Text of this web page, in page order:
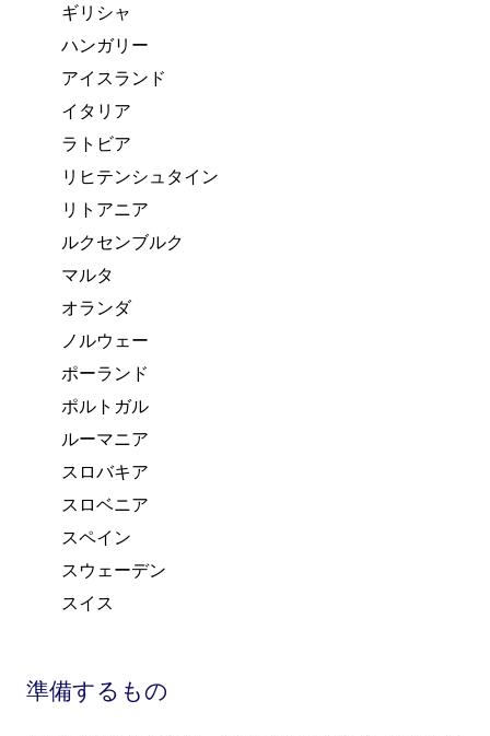
ギリシャ
ハンガリー
アイスランド
イタリア
ラトビア
リヒテンシュタイン
リトアニア
ルクセンブルク
マルタ
オランダ
ノルウェー
ポーランド
ポルトガル
ルーマニア
スロバキア
スロベニア
スペイン
スウェーデン
スイス
準備するもの